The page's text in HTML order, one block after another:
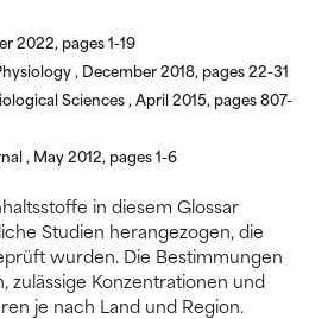
2022, pages 1-19
, December 2018, pages 22-31
Sciences , April 2015, pages 807-
, May 2012, pages 1-6
in diesem Glossar
Studien herangezogen, die
wurden. Die Bestimmungen
zulässige Konzentrationen und
je nach Land und Region.
es mit anderen
Inhaltsstoffen
wird.
Trockenheit etc.
Kann bei
Voraussetzungen
schadet aber
nachweislich mehr,
es mit anderen
Inhaltsstoffen
wird.
Trockenheit etc.
Kann bei
Voraussetzungen
schadet aber
nachweislich mehr,